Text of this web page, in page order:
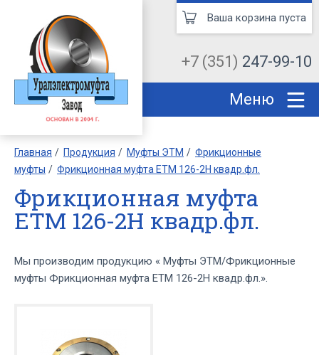
+7 (351) 247-99-10
Ваша корзина пуста
Меню
Главная Продукция Муфты ЭТМ
Фрикционные
муфты
Фрикционная муфта ЕТМ 126-2Н квадр.фл.
Фрикционная муфта
ЕТМ 126-2Н квадр.фл.
Мы производим продукцию « Муфты ЭТМ/Фрикционные
муфты Фрикционная муфта ЕТМ 126-2Н квадр.фл.».